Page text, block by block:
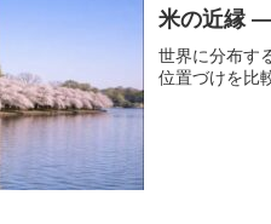
米の近縁
世界に分布す
位置づけを比